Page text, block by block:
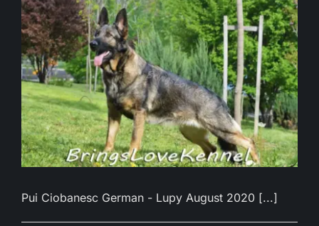
Pui Ciobanesc German - Lupy August 2020 [...]